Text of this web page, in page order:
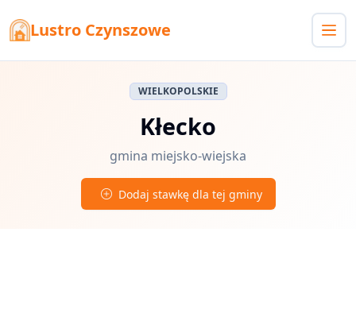
Lustro Czynszowe
WIELKOPOLSKIE
Kłecko
gmina miejsko-wiejska
Dodaj stawkę dla tej gminy